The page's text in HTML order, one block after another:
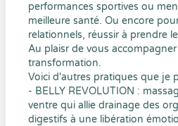
performances sportives ou
meilleure santé. Ou encore
relationnels, réussir à prendre
Au plaisr de vous
transformation.
Voici d'autres pratiques que je
- BELLY REVOLUTION :
ventre qui allie drainage des
digestifs à une libération